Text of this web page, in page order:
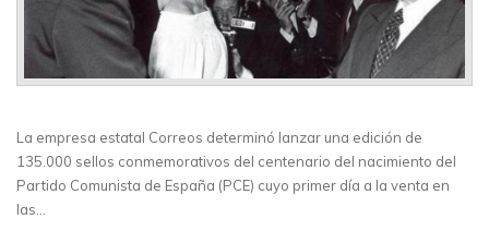
La empresa estatal Correos determinó lanzar una edición de
135.000 sellos conmemorativos del centenario del nacimiento del
Partido Comunista de España (PCE) cuyo primer día a la venta en
las…